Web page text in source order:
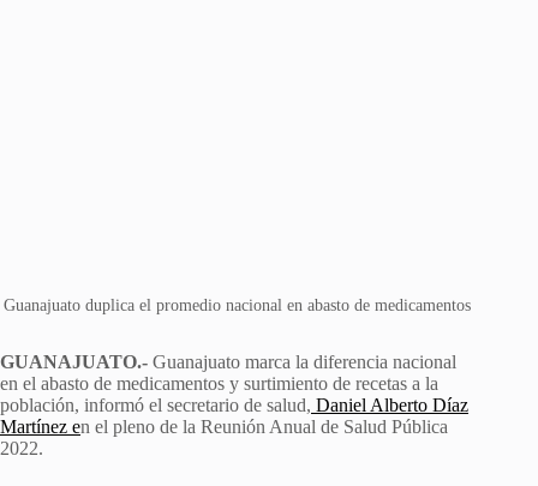
Guanajuato duplica el promedio nacional en abasto de medicamentos
GUANAJUATO.- Guanajuato marca la diferencia nacional
en el abasto de medicamentos y surtimiento de recetas a la
población, informó el secretario de salud, Daniel Alberto Díaz
Martínez en el pleno de la Reunión Anual de Salud Pública
2022.